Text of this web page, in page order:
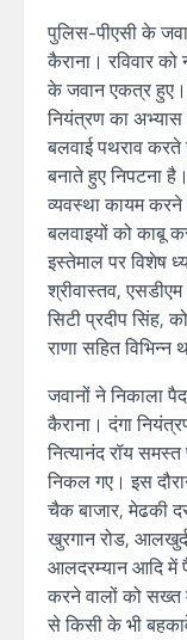
पुलिस-पीएसी के
कैराना। रविवार
के जवान एकत्र हुए।
नियंत्रण का अभ्यास
बलवाई पथराव
बनाते हुए निपटना
व्यवस्था कायम
बलवाइयों को काबू
इस्तेमाल पर विशेष
श्रीवास्तव,
सिटी प्रदीप सिंह,
राणा सहित विभिन्न
जवानों ने निकाला
कैराना। दंगा
नित्यानंद रॉय
निकल गए। इस
चैक बाजार, मेढकी
खुरगान रोड,
आलदरम्यान आदि में
करने वालों को सख्त
से किसी के भी